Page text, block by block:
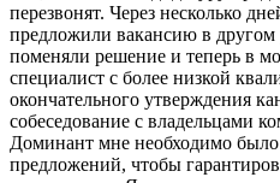
перезвонят. Через несколько
предложили вакансию в другом
поменяли решение и теперь в
специалист с более низкой
окончательного утверждения
собеседование с владельцами
Доминант мне необходимо было
предложений, чтобы